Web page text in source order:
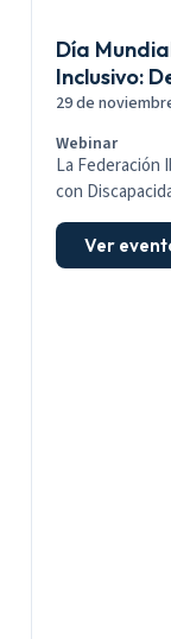
Día
Inclusivo:
29 de
Webinar
La Federación
con
Ver